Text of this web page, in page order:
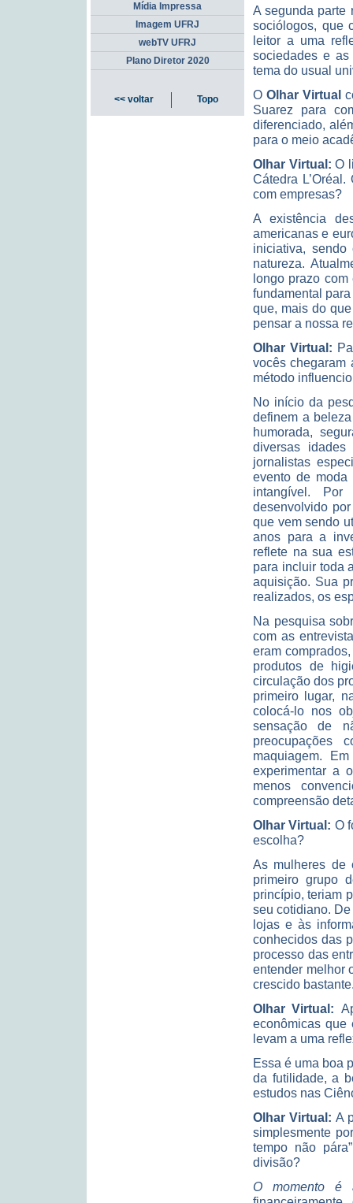
A segunda parte
sociólogos, que
leitor a uma
sociedades e
tema do usual
OOlhar Virtual
Suarez para
diferenciado,
para o meio
Olhar Virtual: O
Cátedra
com empresas?
A existência
americanas e
iniciativa,
natureza.
longo prazo
fundamental
que, mais do
pensar a nossa
Olhar Virtual:
vocês chegaram
método
No início da
definem a
humorada,
diversas idades
jornalistas
evento de moda
intangível.
desenvolvido
que vem sendo
anos para a
reflete na sua
para incluir toda
aquisição. Sua
realizados, os
Na pesquisa
com as
eram
produtos de
circulação dos
primeiro lugar,
colocá-lo nos
sensação de
preocupações
maquiagem.
experimentar a
menos
compreensão
Olhar Virtual: O
escolha?
As mulheres de
primeiro grupo
princípio, teriam
seu cotidiano.
lojas e às
conhecidos das
processo das
entender melhor
crescido
Olhar Virtual:
econômicas que
levam a uma
Essa é uma boa
da futilidade, a
estudos nas
Olhar Virtual:A
simplesmente
tempo não
divisão?
O momento é
Mídia Impressa
Imagem UFRJ
webTV UFRJ
Plano Diretor 2020
<< voltar Topo